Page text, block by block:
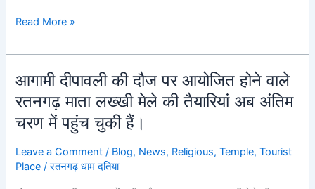
और
के
प्रशासन
की
व्यवस्था
Read More »
आगामी दीपावली की दौज पर आयोजित होने वाले
रतनगढ़ माता लख्खी मेले की तैयारियां अब अंतिम
चरण में पहुंच चुकी हैं।
Leave a Comment / Blog, News, Religious,Temple,Tourist
Place /रतनगढ़ धाम दतिया
आगामी
दीपावली
की
दौज
पर
आयोजित